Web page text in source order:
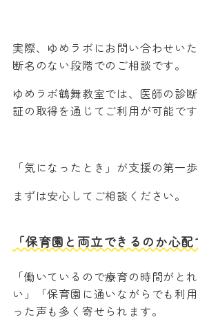
実際、ゆめラボにお問い合わせい
断名のない段階でのご相談です。
ゆめラボ鶴舞教室では、医師の診
証の取得を通じてご利用が可能です
「気になったとき」が支援の第一歩
まずは安心してご相談ください。
「保育園と両立できるのか心配
「働いているので療育の時間がと
い」「保育園に通いながらでも利
った声も多く寄せられます。